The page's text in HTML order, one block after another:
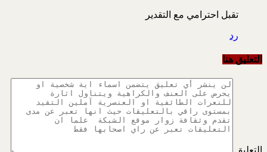
تقبل احترامي مع التقدير
رد
التعليق هنا
التعليق